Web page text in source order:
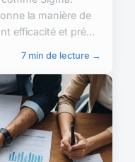
la manière de
efficacité et pré...
7 min de lecture →